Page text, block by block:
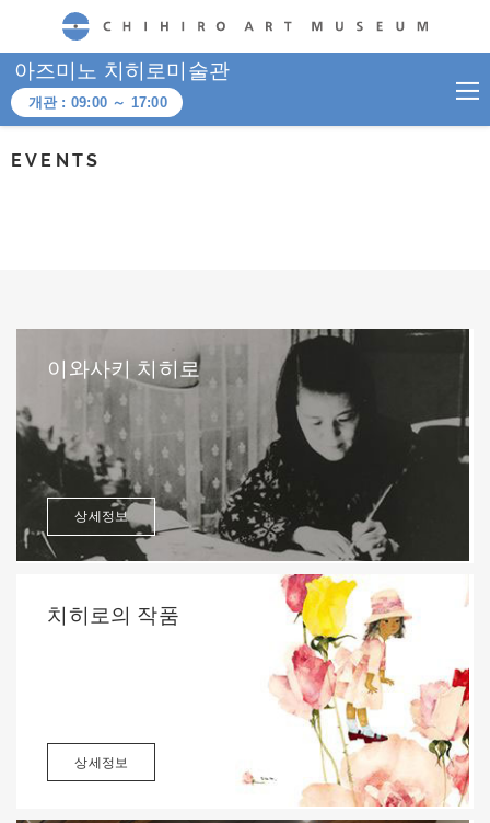
아즈미노 치히로미술관
개관 : 09:00 ～ 17:00
EVENTS
이와사키 치히로
상세정보
치히로의 작품
상세정보